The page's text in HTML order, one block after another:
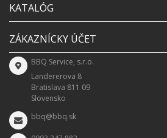
KATALÓG
ZÁKAZNÍCKY ÚČET
BBQ Service, s.r.o.
Landererova 8
Bratislava 811 09
Slovensko
bbq@bbq.sk